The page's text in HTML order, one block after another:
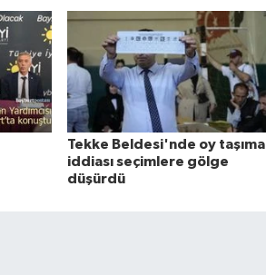
Tekke Beldesi'nde oy taşıma
iddiası seçimlere gölge
düşürdü